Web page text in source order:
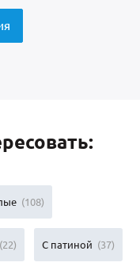
(108)
(22) С патиной (37)